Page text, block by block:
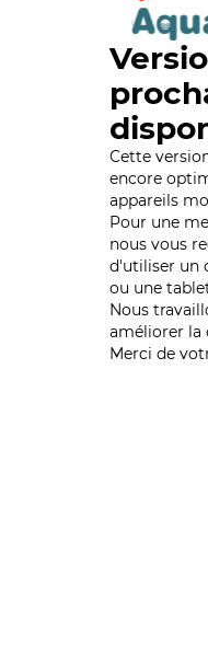
Cette
encore
appareils
Pour une
nous vous
d'utiliser un
ou une
Nous
améliorer
Merci de